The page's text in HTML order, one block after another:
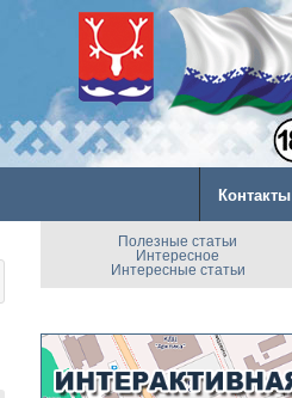
Контакты
Полезные статьи
Интересное
Интересные статьи